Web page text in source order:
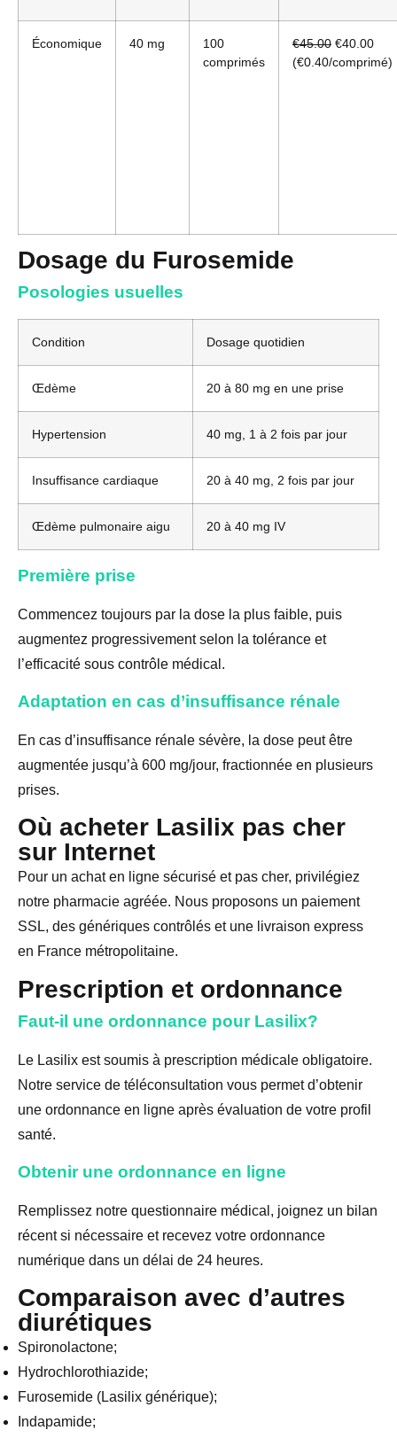
Économique 40 mg
100
comprimés
€45.00 €40.00
(€0.40/comprimé)
Dosage du Furosemide
Posologies usuelles
Condition Dosage quotidien
Œdème 20 à 80 mg en une prise
Hypertension 40 mg, 1 à 2 fois par jour
Insuffisance cardiaque 20 à 40 mg, 2 fois par jour
Œdème pulmonaire aigu 20 à 40 mg IV
Première prise
Commencez toujours par la dose la plus faible, puis
augmentez progressivement selon la tolérance et
l’efficacité sous contrôle médical.
Adaptation en cas d’insuffisance rénale
En cas d’insuffisance rénale sévère, la dose peut être
augmentée jusqu’à 600 mg/jour, fractionnée en plusieurs
prises.
Où acheter Lasilix pas cher
sur Internet
Pour un achat en ligne sécurisé et pas cher, privilégiez
notre pharmacie agréée. Nous proposons un paiement
SSL, des génériques contrôlés et une livraison express
en France métropolitaine.
Prescription et ordonnance
Faut-il une ordonnance pour Lasilix?
Le Lasilix est soumis à prescription médicale obligatoire.
Notre service de téléconsultation vous permet d’obtenir
une ordonnance en ligne après évaluation de votre profil
santé.
Obtenir une ordonnance en ligne
Remplissez notre questionnaire médical, joignez un bilan
récent si nécessaire et recevez votre ordonnance
numérique dans un délai de 24 heures.
Comparaison avec d’autres
diurétiques
Spironolactone;
Hydrochlorothiazide;
Furosemide (Lasilix générique);
Indapamide;